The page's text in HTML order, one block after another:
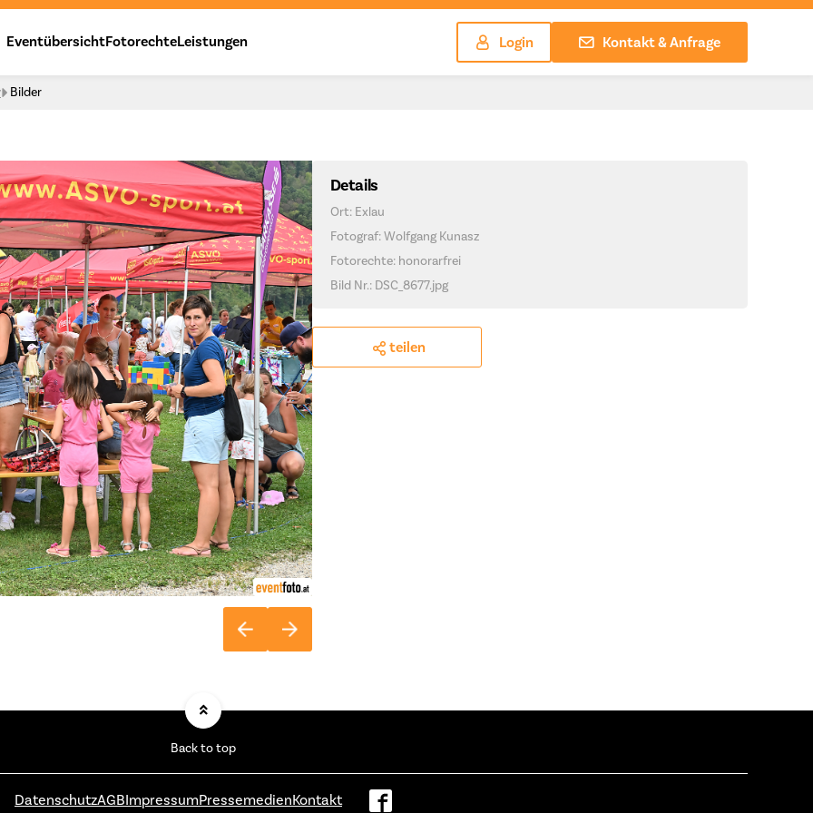
EventübersichtFotorechteLeistungen Login Kontakt & Anfrage
Bilder
Details
Ort: Exlau
Fotograf: Wolfgang Kunasz
Fotorechte: honorarfrei
Bild Nr.: DSC_8677.jpg
teilen
Back to top
DatenschutzAGBImpressumPressemedienKontakt